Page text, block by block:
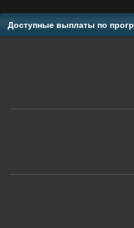
Доступные выплаты по